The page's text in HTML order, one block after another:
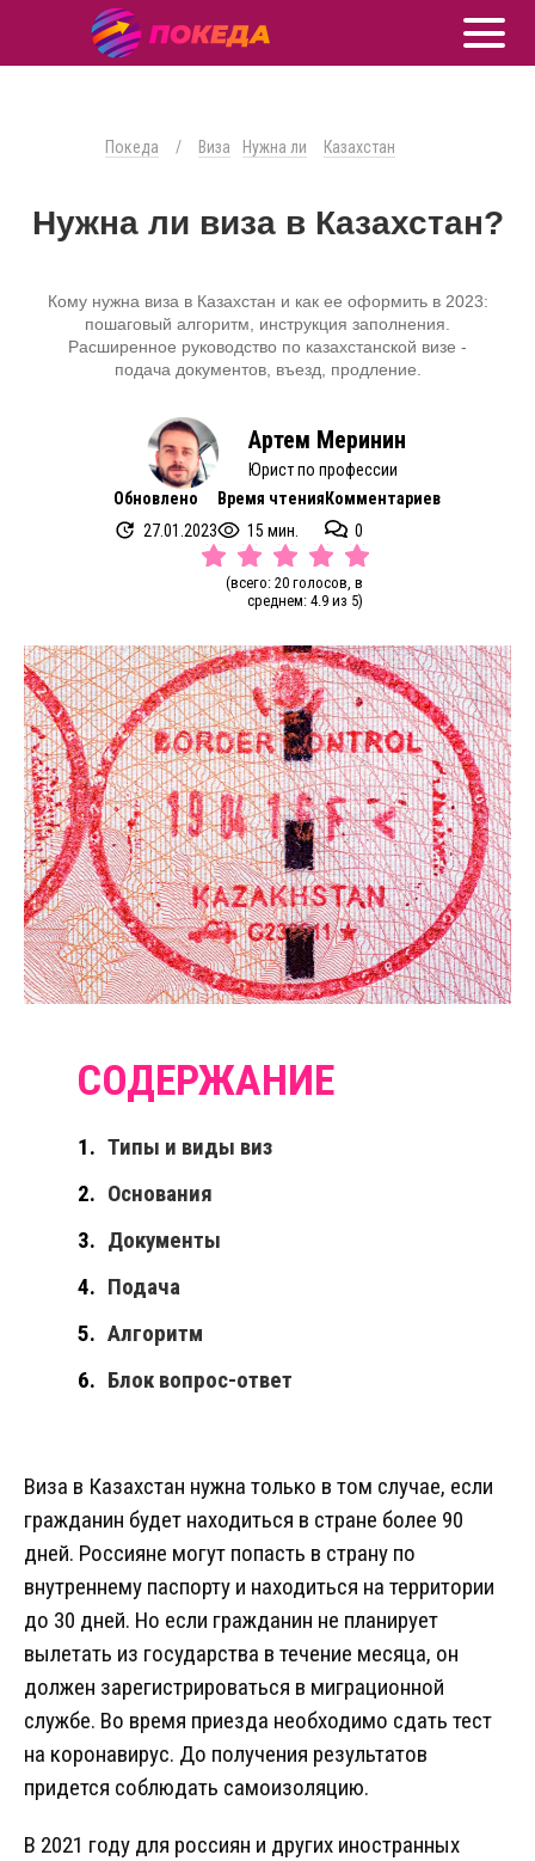
Покеда / Виза Нужна ли Казахстан
Нужна ли виза в Казахстан?
Кому нужна виза в Казахстан и как ее оформить в 2023:
пошаговый алгоритм, инструкция заполнения.
Расширенное руководство по казахстанской визе -
подача документов, въезд, продление.
Артем Меринин
Юрист по профессии
Обновлено
27.01.2023
Время чтения
15 мин.
Комментариев
0
(всего: 20 голосов, в
среднем: 4.9 из 5)
Типы и виды виз
Основания
Документы
Подача
Алгоритм
Блок вопрос-ответ
Виза в Казахстан нужна только в том случае, если
гражданин будет находиться в стране более 90
дней. Россияне могут попасть в страну по
внутреннему паспорту и находиться на территории
до 30 дней. Но если гражданин не планирует
вылетать из государства в течение месяца, он
должен зарегистрироваться в миграционной
службе. Во время приезда необходимо сдать тест
на коронавирус. До получения результатов
придется соблюдать самоизоляцию.
В 2021 году для россиян и других иностранных